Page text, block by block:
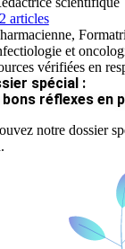
articles
et
vérifiées en
spécial :
bons réflexes en
notre dossier